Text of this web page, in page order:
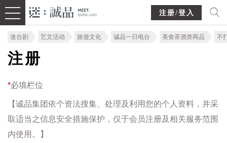
注册/登入
迷台剧 艺文活动 旅遊文化 诚品一日电台 美食茶酒类商品 不
注册
*必填栏位
【诚品集团依个资法搜集、处理及利用您的个人资料，并采
取适当之信息安全措施保护，仅于会员注册及相关服务范围
内使用。】